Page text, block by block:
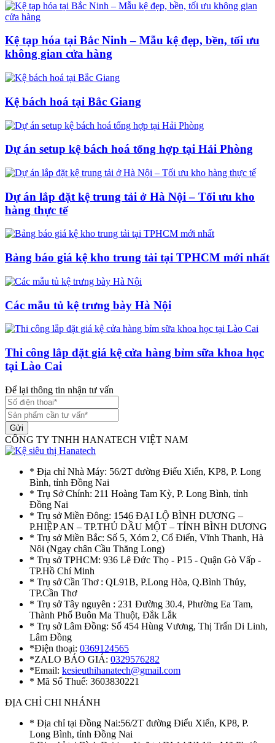
Kệ tạp hóa tại Bắc Ninh – Mẫu kệ đẹp, bền, tối ưu
không gian cửa hàng
Kệ bách hoá tại Bắc Giang
Dự án setup kệ bách hoá tổng hợp tại Hải Phòng
Dự án lắp đặt kệ trung tải ở Hà Nội – Tối ưu kho
hàng thực tế
Bảng báo giá kệ kho trung tải tại TPHCM mới nhất
Các mẫu tủ kệ trưng bày Hà Nội
Thi công lắp đặt giá kệ cửa hàng bỉm sữa khoa học
tại Lào Cai
Để lại thông tin nhận tư vấn
Gửi
CÔNG TY TNHH HANATECH VIỆT NAM
* Địa chỉ Nhà Máy: 56/2T đường Điểu Xiển, KP8, P. Long
Bình, tỉnh Đồng Nai
* Trụ Sở Chính: 211 Hoàng Tam Kỳ, P. Long Bình, tỉnh
Đồng Nai
* Trụ sở Miền Đông: 1546 ĐẠI LỘ BÌNH DƯƠNG –
P.HIỆP AN – TP.THỦ DẦU MỘT – TỈNH BÌNH DƯƠNG
* Trụ sở Miền Bắc: Số 5, Xóm 2, Cổ Điển, Vĩnh Thanh, Hà
Nôi (Ngay chân Cầu Thăng Long)
* Trụ sở TPHCM: 936 Lê Đức Thọ - P15 - Quận Gò Vấp -
TP.Hồ Chí Minh
* Trụ sở Cần Thơ : QL91B, P.Long Hòa, Q.Bình Thủy,
TP.Cần Thơ
* Trụ sở Tây nguyên : 231 Đường 30.4, Phường Ea Tam,
Thành Phố Buôn Ma Thuột, Đắk Lắk
* Trụ sở Lâm Đồng: Số 454 Hùng Vương, Thị Trấn Di Linh,
Lâm Đồng
*Điện thoại: 0369124565
*ZALO BÁO GIÁ: 0329576282
*Email: kesieuthihanatech@gmail.com
* Mã Số Thuế: 3603830221
ĐỊA CHỈ CHI NHÁNH
* Địa chỉ tại Đồng Nai:56/2T đường Điểu Xiển, KP8, P.
Long Bình, tỉnh Đồng Nai